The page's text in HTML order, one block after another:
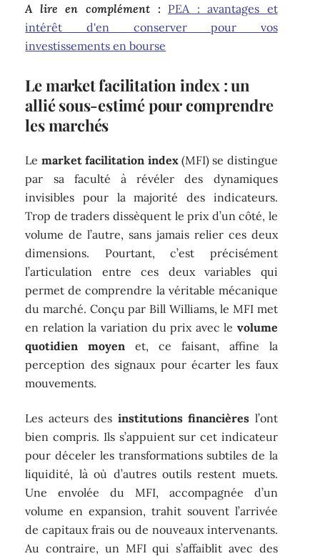
A lire en complément : PEA : avantages et
intérêt d'en conserver pour vos
investissements en bourse
Le market facilitation index : un
allié sous-estimé pour comprendre
les marchés
Le market facilitation index(MFI) se distingue
par sa faculté à révéler des dynamiques
invisibles pour la majorité des indicateurs.
Trop de traders dissèquent le prix d’un côté, le
volume de l’autre, sans jamais relier ces deux
dimensions. Pourtant, c’est précisément
l’articulation entre ces deux variables qui
permet de comprendre la véritable mécanique
du marché. Conçu par Bill Williams, le MFI met
en relation la variation du prix avec le volume
quotidien moyen et, ce faisant, affine la
perception des signaux pour écarter les faux
mouvements.
Les acteurs des institutions financières l’ont
bien compris. Ils s’appuient sur cet indicateur
pour déceler les transformations subtiles de la
liquidité, là où d’autres outils restent muets.
Une envolée du MFI, accompagnée d’un
volume en expansion, trahit souvent l’arrivée
de capitaux frais ou de nouveaux intervenants.
Au contraire, un MFI qui s’affaiblit avec des